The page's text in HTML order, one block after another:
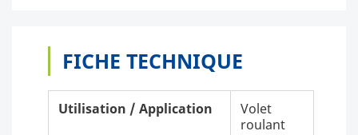
FICHE TECHNIQUE
Utilisation / Application
Volet
roulant